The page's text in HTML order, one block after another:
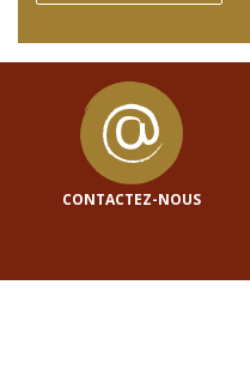
CONTACTEZ-NOUS